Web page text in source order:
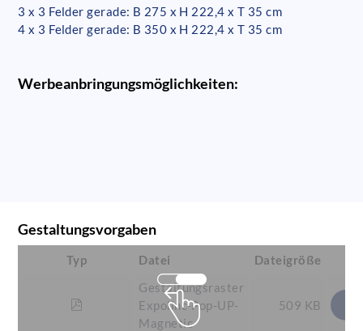
3 x 3 Felder gerade: B 275 x H 222,4 x T 35 cm
4 x 3 Felder gerade: B 350 x H 222,4 x T 35 cm
Werbeanbringungsmöglichkeiten:
Gestaltungsvorgaben
Typ Datei
Dateigröße
Gestaltungsraster
Expolinc-Pop-UP-
Magnetic
509 KB